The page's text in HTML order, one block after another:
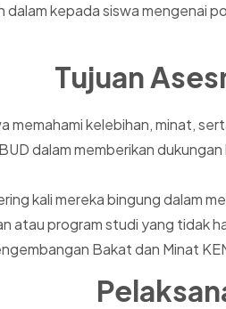
kepada siswa mengenai
Tujuan
memahami kelebihan, minat,
dalam memberikan
kali mereka bingung dalam
atau program studi yang
Bakat dan Minat